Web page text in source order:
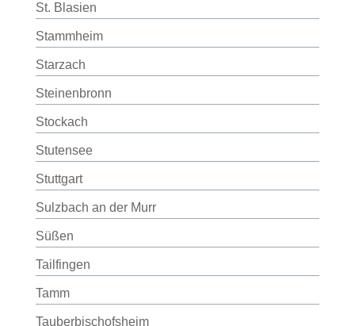
St. Blasien
Stammheim
Starzach
Steinenbronn
Stockach
Stutensee
Stuttgart
Sulzbach an der Murr
Süßen
Tailfingen
Tamm
Tauberbischofsheim